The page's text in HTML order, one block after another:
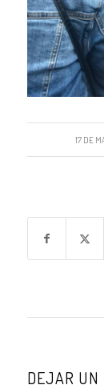
17 DE /
DEJAR UN